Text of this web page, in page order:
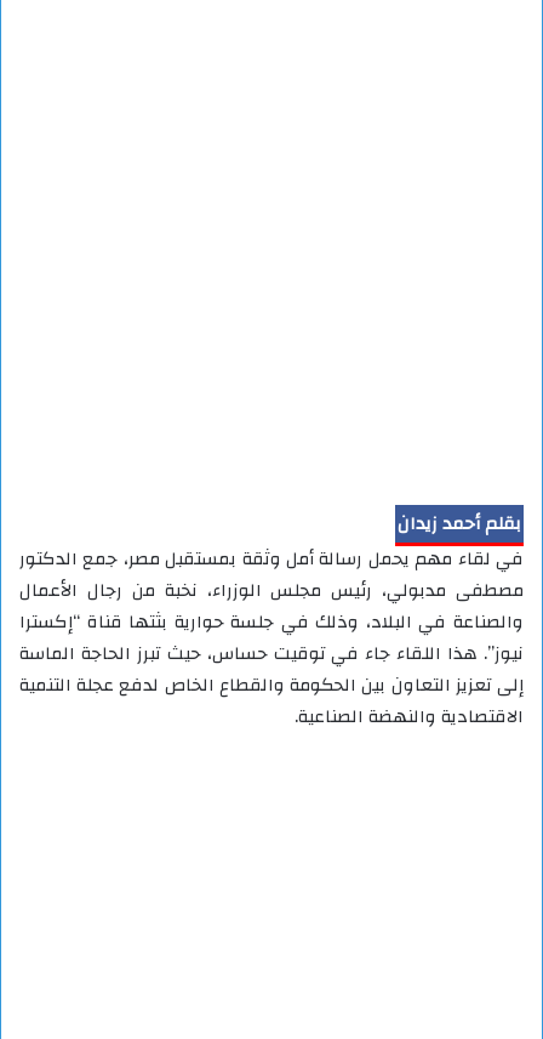
بقلم أحمد زيدان
في لقاء مهم يحمل رسالة أمل وثقة بمستقبل مصر، جمع الدكتور
مصطفى مدبولي، رئيس مجلس الوزراء، نخبة من رجال الأعمال
والصناعة في البلاد، وذلك في جلسة حوارية بثتها قناة “إكسترا
نيوز”. هذا اللقاء جاء في توقيت حساس، حيث تبرز الحاجة الماسة
إلى تعزيز التعاون بين الحكومة والقطاع الخاص لدفع عجلة التنمية
الاقتصادية والنهضة الصناعية.